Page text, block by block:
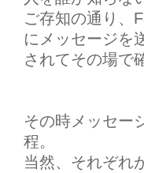
ご存知の通り、
にメッセージを
されてその場で
その時メッセー
程。
当然、それぞれ